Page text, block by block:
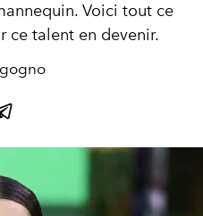
Voici tout ce
ce talent en devenir.